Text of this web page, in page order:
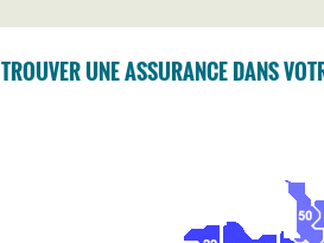
TROUVER UNE ASSURANCE DANS